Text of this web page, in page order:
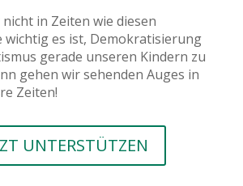
in Zeiten wie diesen
wichtig es ist, Demokratisierung
gerade unseren Kindern zu
gehen wir sehenden Auges in
Zeiten!
UNTERSTÜTZEN